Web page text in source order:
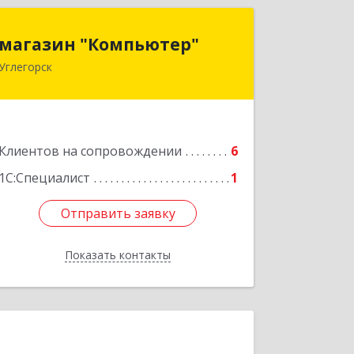
магазин "Компьютер"
Клиентов на сопровождении
6
1С:Специалист
1
Отправить заявку
Показать контакты
694920, Сахалинская обл, Углегорский
Подробнее
Отправить заявку
Назад